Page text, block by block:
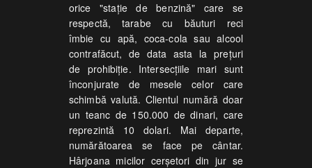
orice "staţie de benzină" care se
respectă, tarabe cu băuturi reci
îmbie cu apă, coca-cola sau alcool
contrafăcut, de data asta la preţuri
de prohibiţie. Intersecţiile mari sunt
înconjurate de mesele celor care
schimbă valută. Clientul numără doar
un teanc de 150.000 de dinari, care
reprezintă 10 dolari. Mai departe,
numărătoarea se face pe cântar.
Hârjoana micilor cerşetori din jur se